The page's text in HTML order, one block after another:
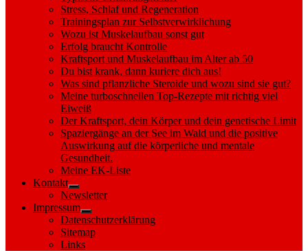
Stress, Schlaf und Regeneration
Trainingsplan zur Selbstverwirklichung
Wozu ist Muskelaufbau sonst gut
Erfolg braucht Kontrolle
Kraftsport und Muskelaufbau im Alter ab 50
Du bist krank, dann kuriere dich aus!
Was sind pflanzliche Steroide und wozu sind sie gut?
Meine turboschnellen Top-Rezepte mit richtig viel
Eiweiß
Der Kraftsport, dein Körper und dein genetische Limit
Spaziergänge an der See im Wald und die positive
Auswirkung auf die körperliche und mentale
Gesundheit.
Meine EK-Liste
Kontakt
Show
sub
menu
Newsletter
Impressum
Show
sub
menu
Datenschutzerklärung
Sitemap
Links